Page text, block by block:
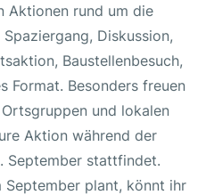
Aktionen rund um die
Diskussion,
Baustellenbesuch,
Format. Besonders freuen
und lokalen
Aktion während der
September stattfindet.
September plant, könnt ihr